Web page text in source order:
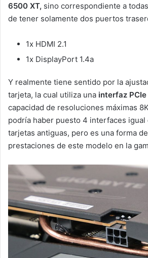
6500 XT, sino correspondiente a
de tener solamente dos puertos
1x HDMI 2.1
1x DisplayPort 1.4a
Y realmente tiene sentido por la
tarjeta, la cual utiliza una interfaz
capacidad de resoluciones máximas
podría haber puesto 4 interfaces igual
tarjetas antiguas, pero es una forma
prestaciones de este modelo en la